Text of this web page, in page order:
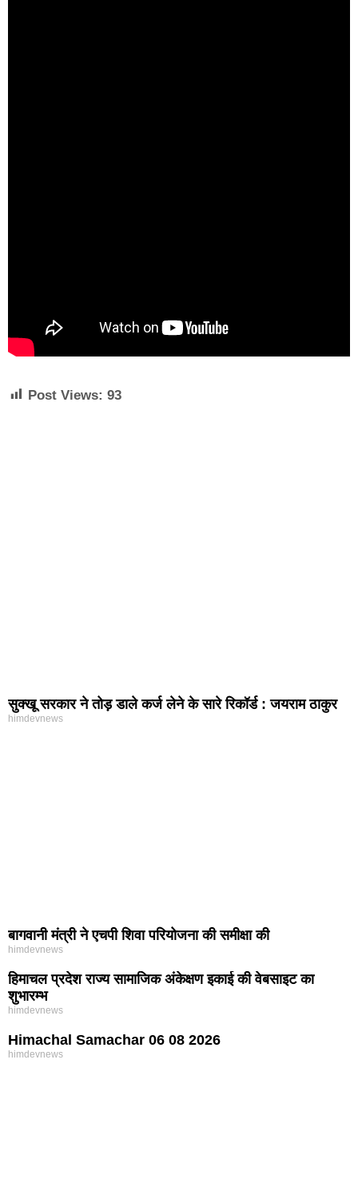
Post Views: 93
सुक्खू सरकार ने तोड़ डाले कर्ज लेने के सारे रिकॉर्ड : जयराम ठाकुर
himdevnews
बागवानी मंत्री ने एचपी शिवा परियोजना की समीक्षा की
himdevnews
हिमाचल प्रदेश राज्य सामाजिक अंकेक्षण इकाई की वेबसाइट का
शुभारम्भ
himdevnews
Himachal Samachar 06 08 2026
himdevnews